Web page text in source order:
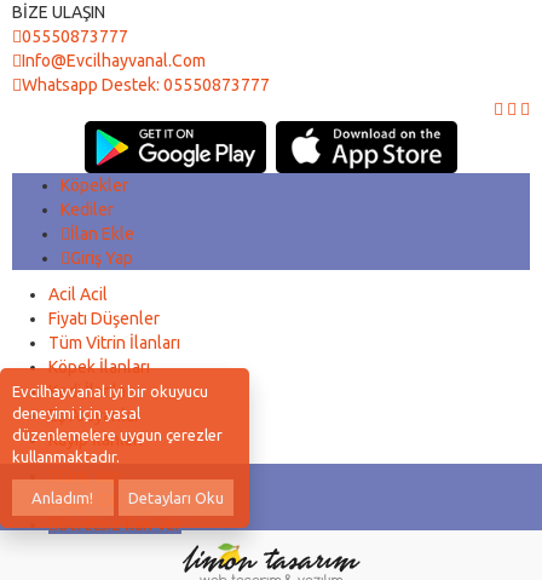
BİZE ULAŞIN
05550873777
Info@evcilhayvanal.com
Whatsapp Destek: 05550873777
Köpekler
Kediler
İlan Ekle
Giriş Yap
Acil Acil
Fiyatı Düşenler
Tüm Vitrin İlanları
Köpek İlanları
Kedi İlanları
Eş Arayanlar
Kayıp İlanları
Giriş Yap
Kayıt Ol
Ücretsiz İlan Ver
Evcilhayvanal iyi bir okuyucu
deneyimi için yasal
düzenlemelere uygun çerezler
kullanmaktadır.
Anladım! Detayları Oku